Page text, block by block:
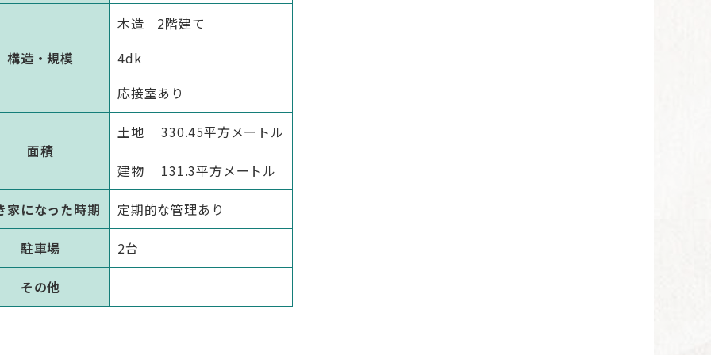
構造・規模
木造 2階建て
4dk
応接室あり
面積
土地 330.45平方メートル
建物 131.3平方メートル
家になった時期 定期的な管理あり
駐車場 2台
その他